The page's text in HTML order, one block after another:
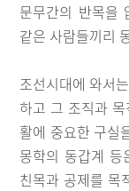
문무간의 반목을
같은 사람들끼리
조선시대에 와서
하고 그 조직과
활에 중요한 구실
몽학의 동갑계 등
친목과 공제를 목